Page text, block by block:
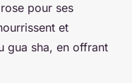
pour ses
et
gua sha, en offrant